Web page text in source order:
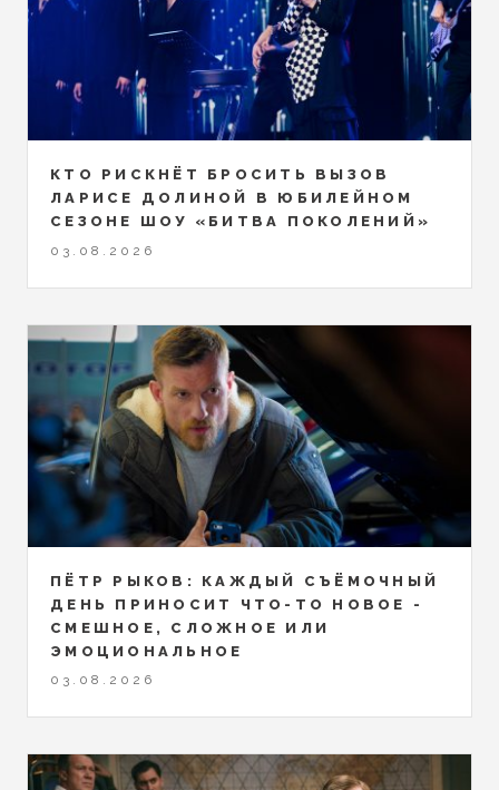
КТО РИСКНЁТ БРОСИТЬ ВЫЗОВ
ЛАРИСЕ ДОЛИНОЙ В ЮБИЛЕЙНОМ
СЕЗОНЕ ШОУ «БИТВА ПОКОЛЕНИЙ»
03.08.2026
ПЁТР РЫКОВ: КАЖДЫЙ СЪЁМОЧНЫЙ
ДЕНЬ ПРИНОСИТ ЧТО-ТО НОВОЕ -
СМЕШНОЕ, СЛОЖНОЕ ИЛИ
ЭМОЦИОНАЛЬНОЕ
03.08.2026